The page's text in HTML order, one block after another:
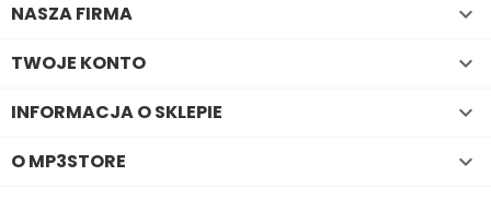
NASZA FIRMA 
TWOJE KONTO 
INFORMACJA O SKLEPIE 
O MP3STORE 